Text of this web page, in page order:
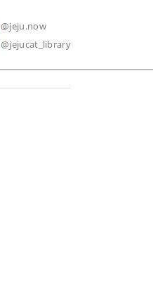
@jeju.now
@jejucat_library